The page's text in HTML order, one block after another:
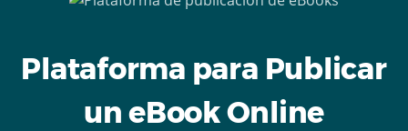
Plataforma para Publicar
un eBook Online